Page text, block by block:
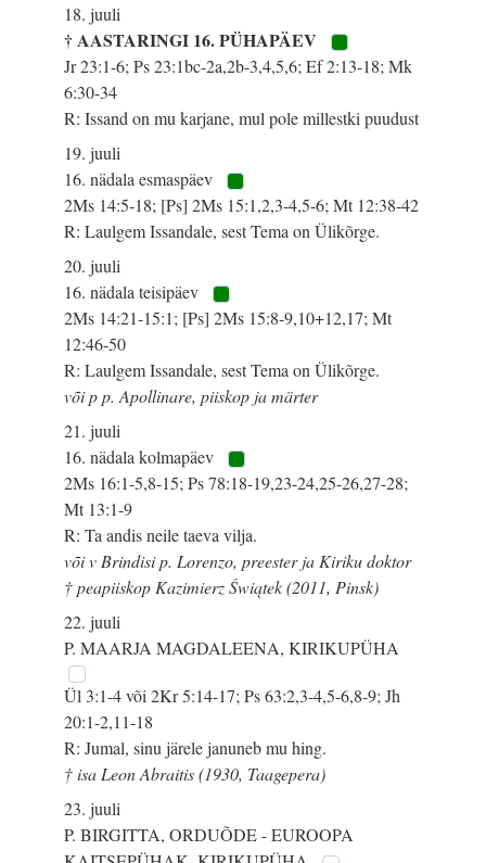
18. juuli
† AASTARINGI 16. PÜHAPÄEV
Jr 23:1-6; Ps 23:1bc-2a,2b-3,4,5,6; Ef 2:13-18; Mk
6:30-34
R: Issand on mu karjane, mul pole millestki puudust
19. juuli
16. nädala esmaspäev
2Ms 14:5-18; [Ps] 2Ms 15:1,2,3-4,5-6; Mt 12:38-42
R: Laulgem Issandale, sest Tema on Ülikõrge.
20. juuli
16. nädala teisipäev
2Ms 14:21-15:1; [Ps] 2Ms 15:8-9,10+12,17; Mt
12:46-50
R: Laulgem Issandale, sest Tema on Ülikõrge.
või p p. Apollinare, piiskop ja märter
21. juuli
16. nädala kolmapäev
2Ms 16:1-5,8-15; Ps 78:18-19,23-24,25-26,27-28;
Mt 13:1-9
R: Ta andis neile taeva vilja.
või v Brindisi p. Lorenzo, preester ja Kiriku doktor
† peapiiskop Kazimierz Świątek (2011, Pinsk)
22. juuli
P. MAARJA MAGDALEENA, KIRIKUPÜHA
Ül 3:1-4 või 2Kr 5:14-17; Ps 63:2,3-4,5-6,8-9; Jh
20:1-2,11-18
R: Jumal, sinu järele januneb mu hing.
† isa Leon Abraitis (1930, Taagepera)
23. juuli
P. BIRGITTA, ORDUÕDE - EUROOPA